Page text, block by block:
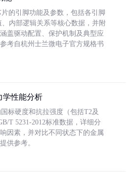
的引脚功能及参数，包括各引脚
内部逻辑关系等核心数据，并附
盖驱动配置、保护机制及典型应
考自杭州士兰微电子官方规格书
学性能分析
标硬度和抗拉强度（包括T2及
T 5231-2012标准数据，详细分
因素，并对比不同状态下的金属
供参考。